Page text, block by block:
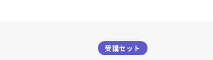
受講セット